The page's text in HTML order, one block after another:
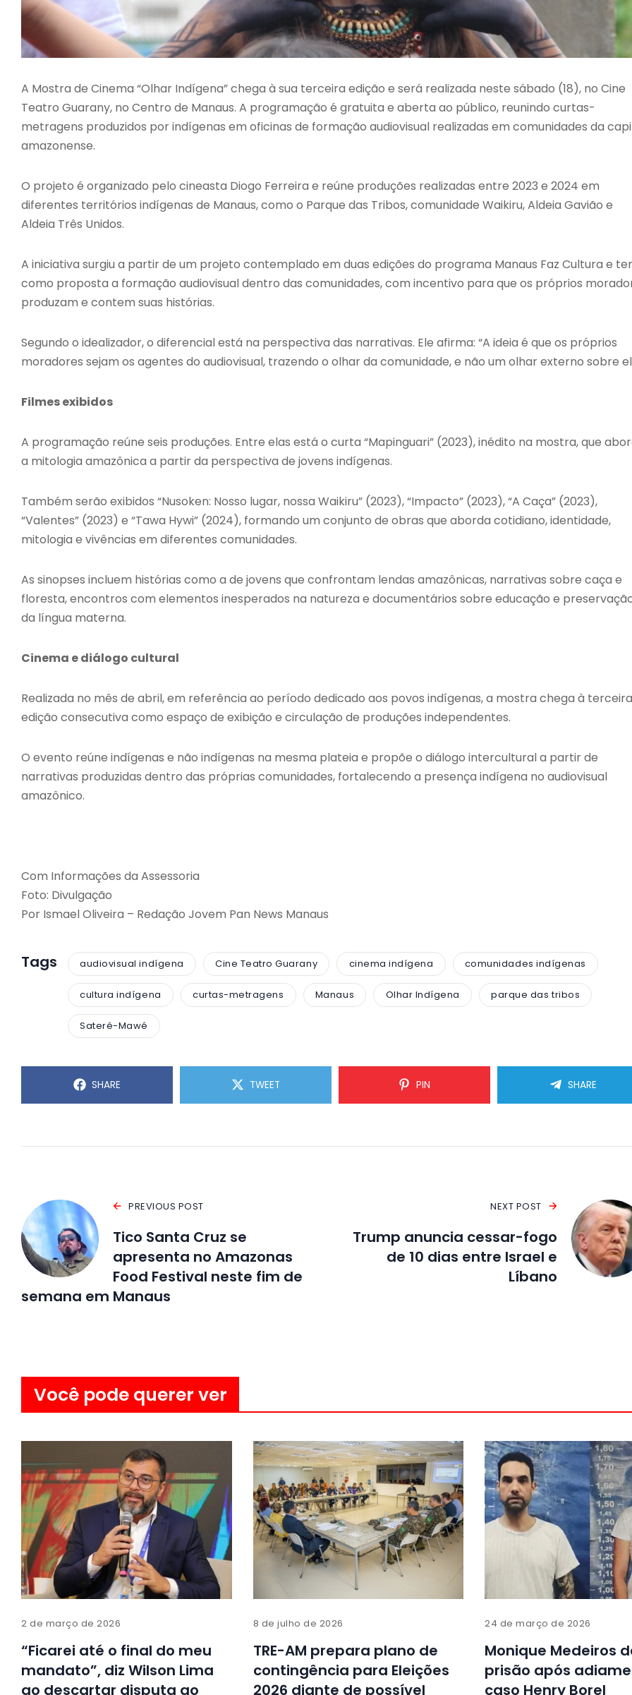
A Mostra de Cinema “Olhar Indígena” chega à sua terceira edição e será realizada neste sábado (18), no Cine
Teatro Guarany, no Centro de Manaus. A programação é gratuita e aberta ao público, reunindo curtas-
metragens produzidos por indígenas em oficinas de formação audiovisual realizadas em comunidades da
amazonense.
O projeto é organizado pelo cineasta Diogo Ferreira e reúne produções realizadas entre 2023 e 2024 em
diferentes territórios indígenas de Manaus, como o Parque das Tribos, comunidade Waikiru, Aldeia Gavião e
Aldeia Três Unidos.
A iniciativa surgiu a partir de um projeto contemplado em duas edições do programa Manaus Faz Cultura e
como proposta a formação audiovisual dentro das comunidades, com incentivo para que os próprios
produzam e contem suas histórias.
Segundo o idealizador, o diferencial está na perspectiva das narrativas. Ele afirma: “A ideia é que os próprios
moradores sejam os agentes do audiovisual, trazendo o olhar da comunidade, e não um olhar externo sobre
Filmes exibidos
A programação reúne seis produções. Entre elas está o curta “Mapinguari” (2023), inédito na mostra, que
a mitologia amazônica a partir da perspectiva de jovens indígenas.
Também serão exibidos “Nusoken: Nosso lugar, nossa Waikiru” (2023), “Impacto” (2023), “A Caça” (2023),
“Valentes” (2023) e “Tawa Hywi” (2024), formando um conjunto de obras que aborda cotidiano, identidade,
mitologia e vivências em diferentes comunidades.
As sinopses incluem histórias como a de jovens que confrontam lendas amazônicas, narrativas sobre caça e
floresta, encontros com elementos inesperados na natureza e documentários sobre educação e
da língua materna.
Cinema e diálogo cultural
Realizada no mês de abril, em referência ao período dedicado aos povos indígenas, a mostra chega à terceira
edição consecutiva como espaço de exibição e circulação de produções independentes.
O evento reúne indígenas e não indígenas na mesma plateia e propõe o diálogo intercultural a partir de
narrativas produzidas dentro das próprias comunidades, fortalecendo a presença indígena no audiovisual
amazônico.
Com Informações da Assessoria
Foto: Divulgação
Por Ismael Oliveira – Redação Jovem Pan News Manaus
Tags audiovisual indígena Cine Teatro Guarany cinema indígena comunidades indígenas
cultura indígena curtas-metragens Manaus Olhar Indígena parque das tribos
Sateré-Mawé
SHARE TWEET PIN SHARE
PREVIOUS POST
Tico Santa Cruz se
apresenta no Amazonas
Food Festival neste fim de
semana em Manaus
NEXT POST
Trump anuncia cessar-fogo
de 10 dias entre Israel e
Líbano
Você pode querer ver
2 de março de 2026
“Ficarei até o final do meu
mandato”, diz Wilson Lima
ao descartar disputa ao
8 de julho de 2026
TRE-AM prepara plano de
contingência para Eleições
2026 diante de possível
24 de março de 2026
Monique Medeiros
prisão após
caso Henry Borel